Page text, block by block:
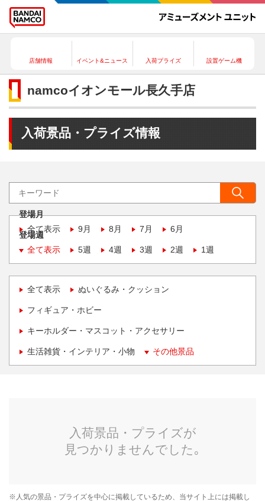
店舗情報 イベント&ニュース 入荷プライズ 設置ゲーム機
namcoイオンモール長久手店
入荷景品・プライズ情報
登場月
全て表示
9月 8月 7月 6月
登場週
全て表示
5週 4週 3週 2週 1週
全て表示 ぬいぐるみ・クッション
フィギュア・ホビー
キーホルダー・マスコット・アクセサリー
生活雑貨・インテリア・小物 その他景品